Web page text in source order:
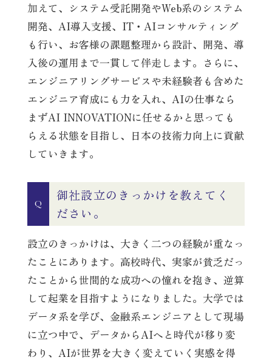
加えて、システム受託開発やWeb系のシステム
開発、AI導入支援、IT・AIコンサルティング
も行い、お客様の課題整理から設計、開発、導
入後の運用まで一貫して伴走します。さらに、
エンジニアリングサービスや未経験者も含めた
エンジニア育成にも力を入れ、AIの仕事なら
まずAI INNOVATIONに任せるかと思っても
らえる状態を目指し、日本の技術力向上に貢献
していきます。
Q
御社設立のきっかけを教えてく
ださい。
設立のきっかけは、大きく二つの経験が重なっ
たことにあります。高校時代、実家が貧乏だっ
たことから世間的な成功への憧れを抱き、逆算
して起業を目指すようになりました。大学では
データ系を学び、金融系エンジニアとして現場
に立つ中で、データからAIへと時代が移り変
わり、AIが世界を大きく変えていく実感を得